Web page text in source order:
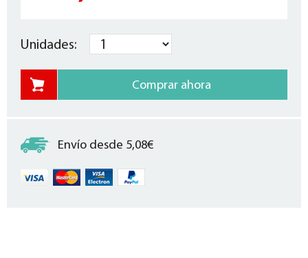
Unidades:
Envío desde 5,08€